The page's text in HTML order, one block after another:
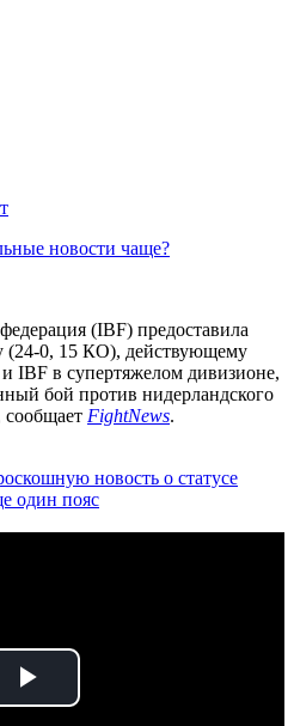
новости чаще?
(IBF) предоставила
(24-0, 15 КО), действующему
IBF в супертяжелом дивизионе,
бой против нидерландского
сообщает FightNews.
новость о статусе
один пояс
Play